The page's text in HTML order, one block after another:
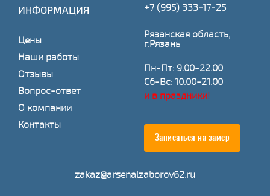
ИНФОРМАЦИЯ
Цены
Наши работы
Отзывы
Вопрос-ответ
О компании
Контакты
+7 (995) 333-17-25
Рязанская область,
г.Рязань
Пн-Пт: 9.00-22.00
Сб-Вс: 10.00-21.00
и в праздники!
Записаться на замер
zakaz@arsenalzaborov62.ru